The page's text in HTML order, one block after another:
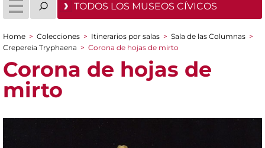
TODOS LOS MUSEOS CÍVICOS
You are here
Home > Colecciones > Itinerarios por salas > Sala de las Columnas >
Crepereia Tryphaena > Corona de hojas de mirto
Corona de hojas de
mirto